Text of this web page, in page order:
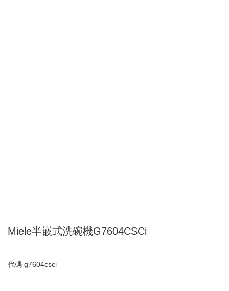
Miele半嵌式洗碗機G7604CSCi
代碼 g7604csci